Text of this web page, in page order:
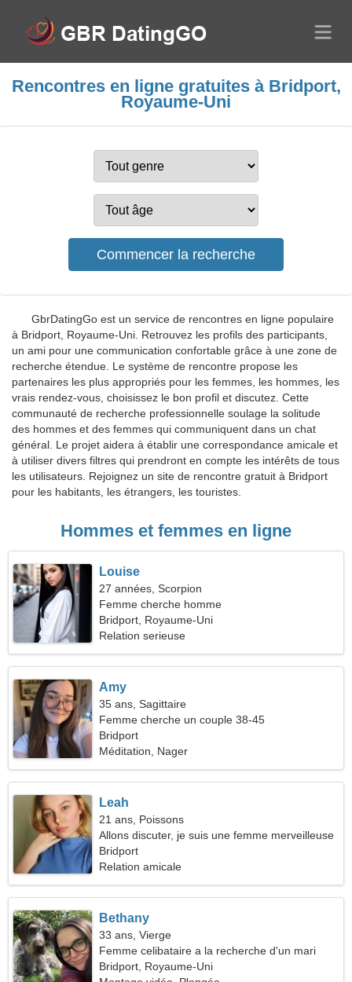
Rencontres en ligne gratuites à Bridport,
Royaume-Uni
GbrDatingGo est un service de rencontres en ligne populaire
à Bridport, Royaume-Uni. Retrouvez les profils des participants,
un ami pour une communication confortable grâce à une zone de
recherche étendue. Le système de rencontre propose les
partenaires les plus appropriés pour les femmes, les hommes, les
vrais rendez-vous, choisissez le bon profil et discutez. Cette
communauté de recherche professionnelle soulage la solitude
des hommes et des femmes qui communiquent dans un chat
général. Le projet aidera à établir une correspondance amicale et
à utiliser divers filtres qui prendront en compte les intérêts de tous
les utilisateurs. Rejoignez un site de rencontre gratuit à Bridport
pour les habitants, les étrangers, les touristes.
Hommes et femmes en ligne
Louise
27 années, Scorpion
Femme cherche homme
Bridport, Royaume-Uni
Relation serieuse
Amy
35 ans, Sagittaire
Femme cherche un couple 38-45
Bridport
Méditation, Nager
Leah
21 ans, Poissons
Allons discuter, je suis une femme merveilleuse
Bridport
Relation amicale
Bethany
33 ans, Vierge
Femme celibataire a la recherche d'un mari
Bridport, Royaume-Uni